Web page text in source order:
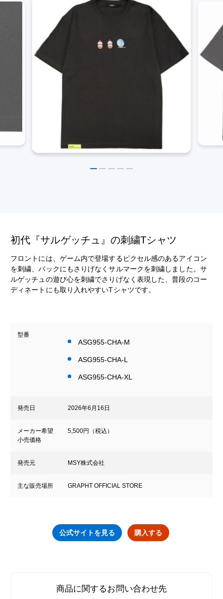
初代『サルゲッチュ』の刺繍Tシャツ
フロントには、ゲーム内で登場するピクセル感のあるアイコン
を刺繍、バックにもさりげなくサルマークを刺繍しました。サ
ルゲッチュの遊び心を刺繍でさりげなく表現した、普段のコー
ディネートにも取り入れやすいTシャツです。
型番
ASG955-CHA-M
ASG955-CHA-L
ASG955-CHA-XL
発売日 2026年6月16日
メーカー希望
小売価格
5,500円（税込）
発売元 MSY株式会社
主な販売場所 GRAPHT OFFICIAL STORE
公式サイトを見る 購入する
商品に関するお問い合わせ先